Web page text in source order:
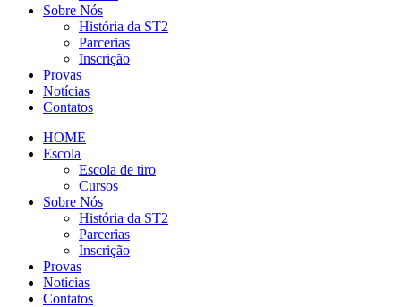
Sobre Nós
História da ST2
Parcerias
Inscrição
Provas
Notícias
Contatos
HOME
Escola
Escola de tiro
Cursos
Sobre Nós
História da ST2
Parcerias
Inscrição
Provas
Notícias
Contatos